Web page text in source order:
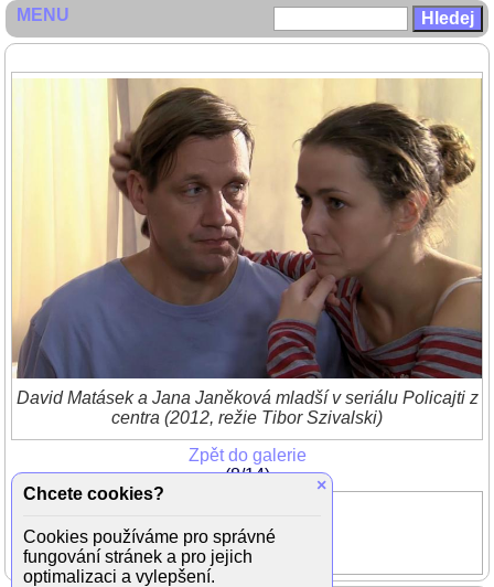
David Matásek a Jana Janěková mladší v seriálu Policajti z
centra (2012, režie Tibor Szivalski)
Zpět do galerie
(8/14)
David Matásek
Jana Janěková ml.
MENU
×
Chcete cookies?
Cookies používáme pro správné
fungování stránek a pro jejich
optimalizaci a vylepšení.